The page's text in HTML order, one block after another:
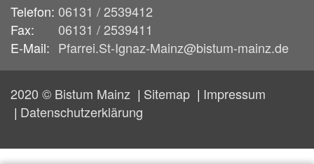
Telefon: 06131 / 2539412
Fax:
06131 / 2539411
E-Mail: Pfarrei.St-Ignaz-Mainz@bistum-mainz.de
2020 © Bistum Mainz Sitemap
Impressum
Datenschutzerklärung